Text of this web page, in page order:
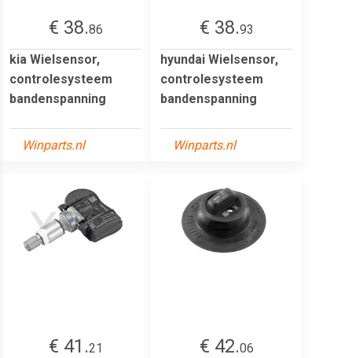
€ 38.86
kia Wielsensor,
controlesysteem
bandenspanning
Winparts.nl
€ 38.93
hyundai Wielsensor,
controlesysteem
bandenspanning
Winparts.nl
€ 41.21
€ 42.06